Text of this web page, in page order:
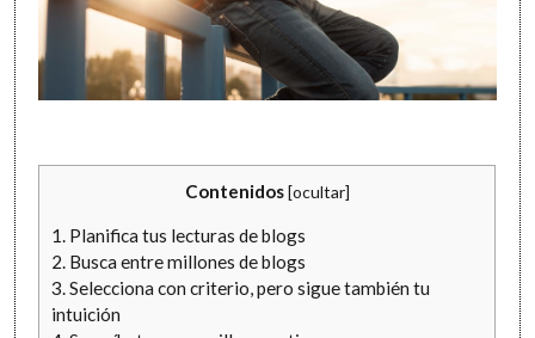
Contenidos [ocultar]
1. Planifica tus lecturas de blogs
2. Busca entre millones de blogs
3. Selecciona con criterio, pero sigue también tu
intuición